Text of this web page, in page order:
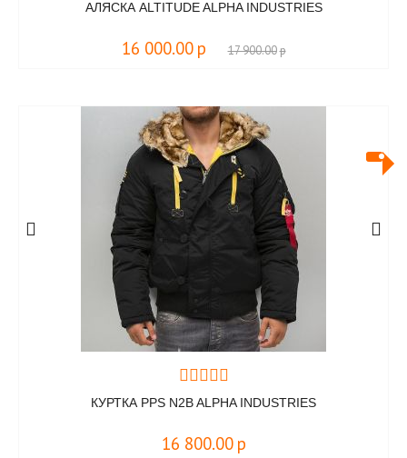
АЛЯСКА ALTITUDE ALPHA INDUSTRIES
16 000.00 р 17 900.00р
КУРТКА PPS N2B ALPHA INDUSTRIES
16 800.00 р